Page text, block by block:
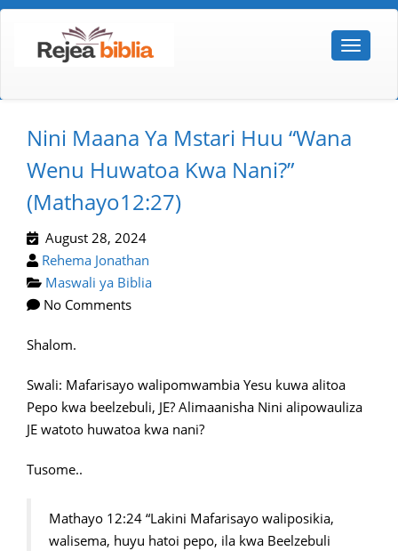
Nini Maana Ya Mstari Huu “Wana
Wenu Huwatoa Kwa Nani?”
(mathayo12:27)
August 28, 2024
Rehema Jonathan
Maswali ya Biblia
No Comments
Shalom.
Swali: Mafarisayo walipomwambia Yesu kuwa alitoa
Pepo kwa beelzebuli, JE? Alimaanisha Nini alipowauliza
JE watoto huwatoa kwa nani?
Tusome..
Mathayo 12:24 “Lakini Mafarisayo waliposikia,
walisema, huyu hatoi pepo, ila kwa Beelzebuli